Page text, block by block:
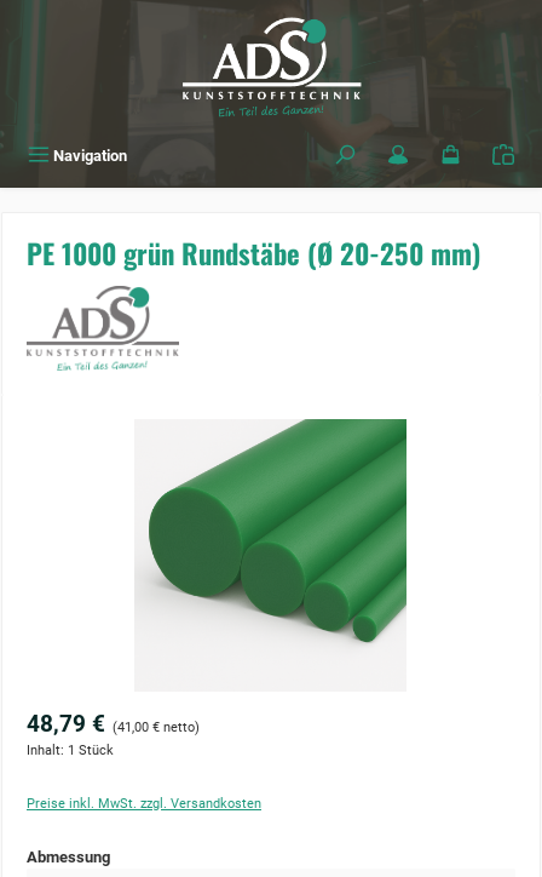
Navigation
PE 1000 grün Rundstäbe (Ø 20-250 mm)
48,79 € (41,00 € netto)
Inhalt: 1 Stück
Preise inkl. MwSt. zzgl. Versandkosten
Abmessungauswählen